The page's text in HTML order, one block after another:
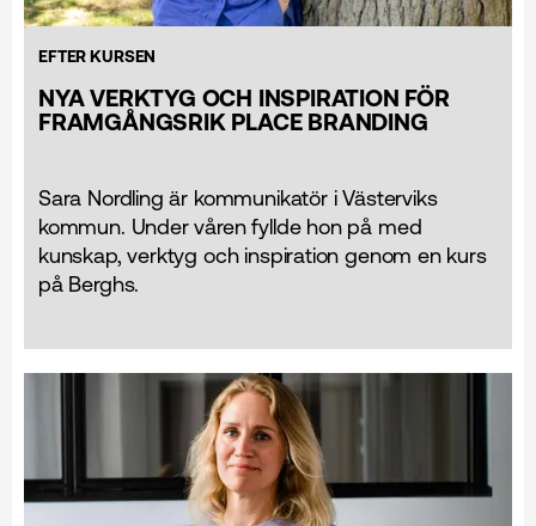
EFTER KURSEN
NYA VERKTYG OCH INSPIRATION FÖR
FRAMGÅNGSRIK PLACE BRANDING
Sara Nordling är kommunikatör i Västerviks
kommun. Under våren fyllde hon på med
kunskap, verktyg och inspiration genom en kurs
på Berghs.